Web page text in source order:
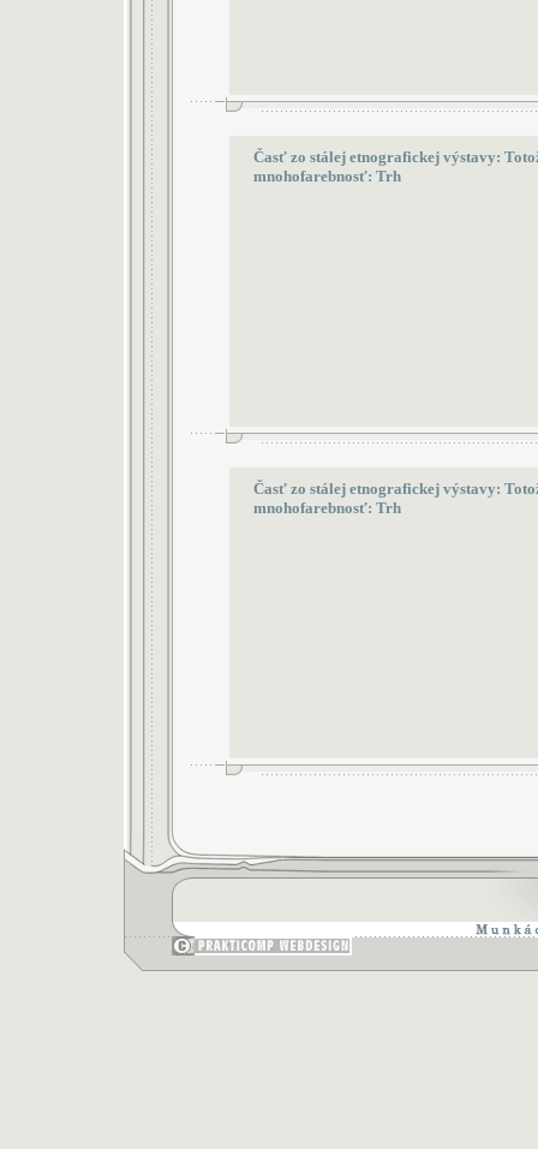
Časť zo stálej etnografickej výstavy:
mnohofarebnosť: Trh
Časť zo stálej etnografickej výstavy:
mnohofarebnosť: Trh